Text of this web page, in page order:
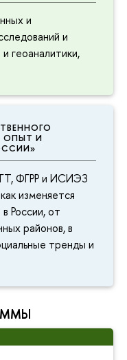
и
и
геоаналитики,
ОПЫТ И
ФГРР и ИСИЭЗ
изменяется
России, от
районов, в
тренды и